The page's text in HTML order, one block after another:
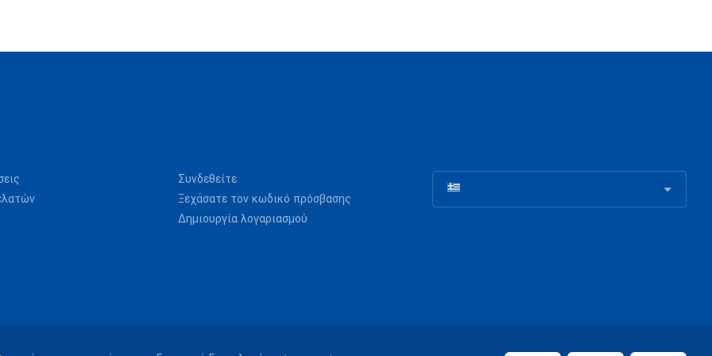
Συνδεθείτε
Ξεχάσατε τον κωδικό πρόσβασης
Δημιουργία λογαριασμού